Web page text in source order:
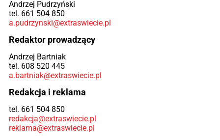
Andrzej Pudrzyński
tel. 661 504 850
a.pudrzynski@extraswiecie.pl
Redaktor prowadzący
Andrzej Bartniak
tel. 608 520 445
a.bartniak@extraswiecie.pl
Redakcja i reklama
tel. 661 504 850
redakcja@extraswiecie.pl
reklama@extraswiecie.pl